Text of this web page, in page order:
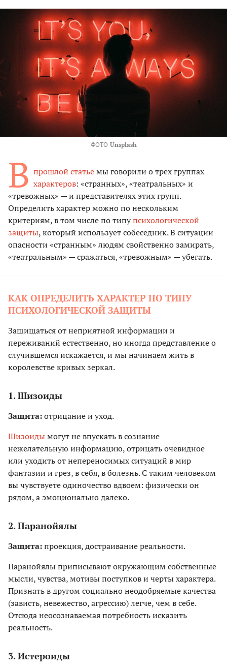
ФОТО Unsplash
В прошлой статьемы говорили о трех группах
характеров: «странных», «театральных» и
«тревожных» — и представителях этих групп.
Определить характер можно по нескольким
критериям, в том числе по типупсихологической
защиты, который использует собеседник. В ситуации
опасности «странным» людям свойственно замирать,
«театральным» — сражаться, «тревожным» — убегать.
КАК ОПРЕДЕЛИТЬ ХАРАКТЕР ПО ТИПУ
ПСИХОЛОГИЧЕСКОЙ ЗАЩИТЫ
Защищаться от неприятной информации и
переживаний естественно, но иногда представление о
случившемся искажается, и мы начинаем жить в
королевстве кривых зеркал.
1. Шизоиды
Защита:отрицание и уход.
Шизоидымогут не впускать в сознание
нежелательную информацию, отрицать очевидное
или уходить от непереносимых ситуаций в мир
фантазии и грез, в себя, в болезнь. С таким человеком
вы чувствуете одиночество вдвоем: физически он
рядом, а эмоционально далеко.
2. Паранойялы
Защита:проекция, достраивание реальности.
Паранойялы приписывают окружающим собственные
мысли, чувства, мотивы поступков и черты характера.
Признать в другом социально неодобряемые качества
(зависть, невежество, агрессию) легче, чем в себе.
Отсюда неосознаваемая потребность исказить
реальность.
3. Истероиды